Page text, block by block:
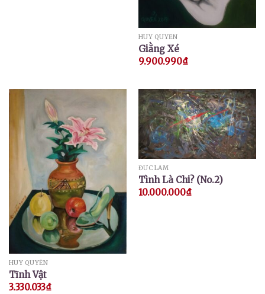
HUY QUYỂN
Giằng Xé
9.900.990₫
HUY QUYỂN
Tĩnh Vật
3.330.033₫
ĐỨC LÂM
Tình Là Chi? (No.2)
10.000.000₫